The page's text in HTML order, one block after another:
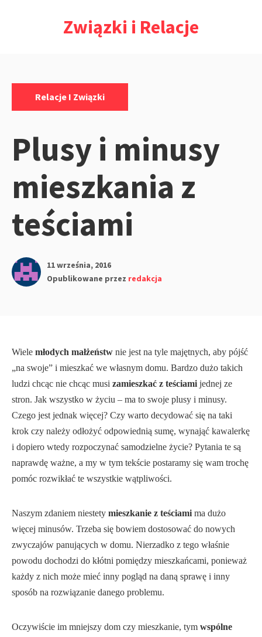
Związki i Relacje
Relacje I Związki
Plusy i minusy
mieszkania z
teściami
11 września, 2016
Opublikowane przez redakcja
Wiele młodych małżeństw nie jest na tyle majętnych, aby pójść
„na swoje” i mieszkać we własnym domu. Bardzo dużo takich
ludzi chcąc nie chcąc musi zamieszkać z teściami jednej ze
stron. Jak wszystko w życiu – ma to swoje plusy i minusy.
Czego jest jednak więcej? Czy warto decydować się na taki
krok czy należy odłożyć odpowiednią sumę, wynająć kawalerkę
i dopiero wtedy rozpoczynać samodzielne życie? Pytania te są
naprawdę ważne, a my w tym tekście postaramy się wam trochę
pomóc rozwikłać te wszystkie wątpliwości.
Naszym zdaniem niestety mieszkanie z teściami ma dużo
więcej minusów. Trzeba się bowiem dostosować do nowych
zwyczajów panujących w domu. Nierzadko z tego właśnie
powodu dochodzi do kłótni pomiędzy mieszkańcami, ponieważ
każdy z nich może mieć inny pogląd na daną sprawę i inny
sposób na rozwiązanie danego problemu.
Oczywiście im mniejszy dom czy mieszkanie, tym wspólne